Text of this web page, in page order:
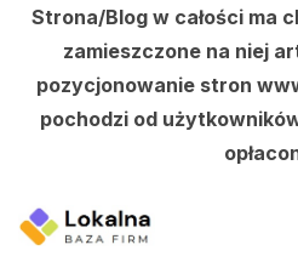
Strona/Blog w całości ma
zamieszczone na niej
pozycjonowanie stron
pochodzi od
content